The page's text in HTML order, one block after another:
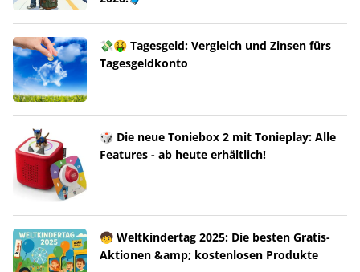
💸🤑 Tagesgeld: Vergleich und Zinsen fürs
Tagesgeldkonto
🎲 Die neue Toniebox 2 mit Tonieplay: Alle
Features - ab heute erhältlich!
🧒 Weltkindertag 2025: Die besten Gratis-
Aktionen &amp; kostenlosen Produkte